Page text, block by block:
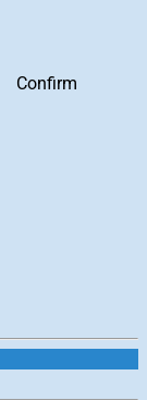
Confirm